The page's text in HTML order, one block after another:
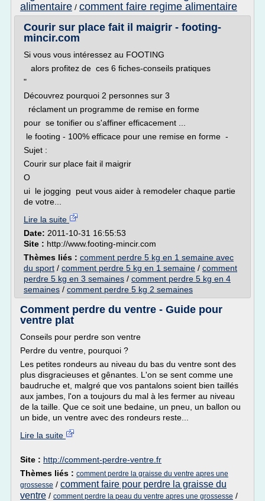
alimentaire / comment faire regime alimentaire
Courir sur place fait il maigrir - footing-
mincir.com
Si vous vous intéressez au FOOTING
alors profitez de ces 6 fiches-conseils pratiques
"
Découvrez pourquoi 2 personnes sur 3
réclament un programme de remise en forme
pour se tonifier ou s'affiner efficacement ...
le footing - 100% efficace pour une remise en forme -
Sujet :
Courir sur place fait il maigrir
O
ui le jogging peut vous aider à remodeler chaque partie
de votre...
Lire la suite
Date: 2011-10-31 16:55:53
Site : http://www.footing-mincir.com
Thèmes liés : comment perdre 5 kg en 1 semaine avec
du sport / comment perdre 5 kg en 1 semaine / comment
perdre 5 kg en 3 semaines / comment perdre 5 kg en 4
semaines / comment perdre 5 kg 2 semaines
Comment perdre du ventre - Guide pour
ventre plat
Conseils pour perdre son ventre
Perdre du ventre, pourquoi ?
Les petites rondeurs au niveau du bas du ventre sont des
plus disgracieuses et gênantes. L'on se sent comme une
baudruche et, malgré que vos pantalons soient bien taillés
aux jambes, l'on a toujours du mal à les fermer au niveau
de la taille. Que ce soit une bedaine, un pneu, un ballon ou
un bide, un ventre avec des rondeurs reste...
Lire la suite
Site : http://comment-perdre-ventre.fr
Thèmes liés : comment perdre la graisse du ventre apres une
grossesse / comment faire pour perdre la graisse du
ventre / comment perdre la peau du ventre apres une grossesse /